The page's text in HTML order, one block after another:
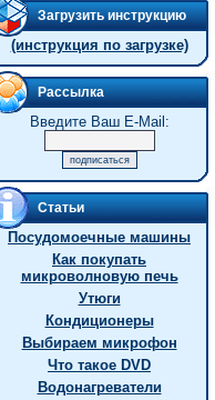
Загрузить инструкцию
(инструкция по загрузке)
Рассылка
Введите Ваш E-Mail:
Статьи
Посудомоечные машины
Как покупать
микроволновую печь
Утюги
Кондиционеры
Выбираем микрофон
Что такое DVD
Водонагреватели